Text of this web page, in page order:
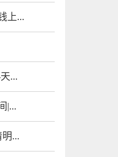
上...
...
|...
...